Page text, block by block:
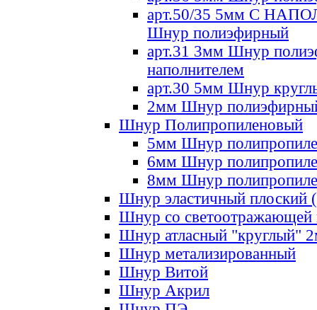
арт.50/35 5мм С
Шнур полиэфирный
арт.31 3мм Шнур
наполнителем
арт.30 5мм Шнур
2мм Шнур
Шнур Полипропиленовый
5мм Шнур
6мм Шнур
8мм Шнур
Шнур эластичный плоский
Шнур со светоотражающей
Шнур атласный "круглый"
Шнур метализированный
Шнур Витой
Шнур Акрил